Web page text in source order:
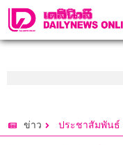
ข่าว ประชาสัมพันธ์